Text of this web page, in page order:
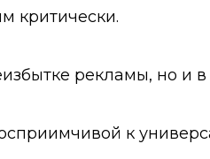
критически.
рекламы, но и
к